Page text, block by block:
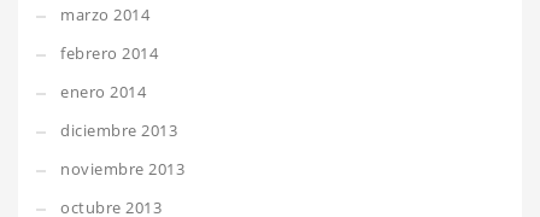
marzo 2014
febrero 2014
enero 2014
diciembre 2013
noviembre 2013
octubre 2013